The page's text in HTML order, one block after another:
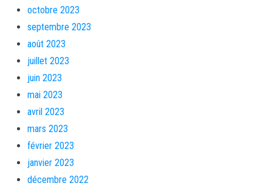
octobre 2023
septembre 2023
août 2023
juillet 2023
juin 2023
mai 2023
avril 2023
mars 2023
février 2023
janvier 2023
décembre 2022